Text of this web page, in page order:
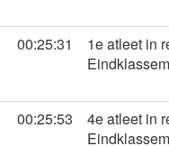
00:25:31
1e atleet in
00:25:53
4e atleet in